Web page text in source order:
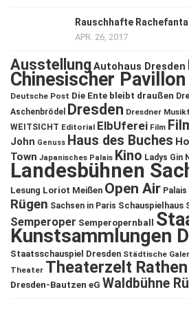
Rauschhafte
APR. 26, 2017
Ausstellung Autohaus Dresden
Chinesischer
Deutsche Post Die Ente bleibt draußen
Aschenbrödel
Dresden Dresdner
WEITSICHT Editorial ElbUferei Film
John Genuss Haus des Buches
Town Japanisches Palais Kino Ladys Gin
Landesbühnen
Lesung Loriot Meißen Open Air
Rügen Sachsen in Paris Schauspielhaus
Semperoper Semperopernball
Kunstsammlungen
Staatsschauspiel Dresden Städtische
Theater Theaterzelt Rathen
Dresden-Bautzen eG Waldbühne